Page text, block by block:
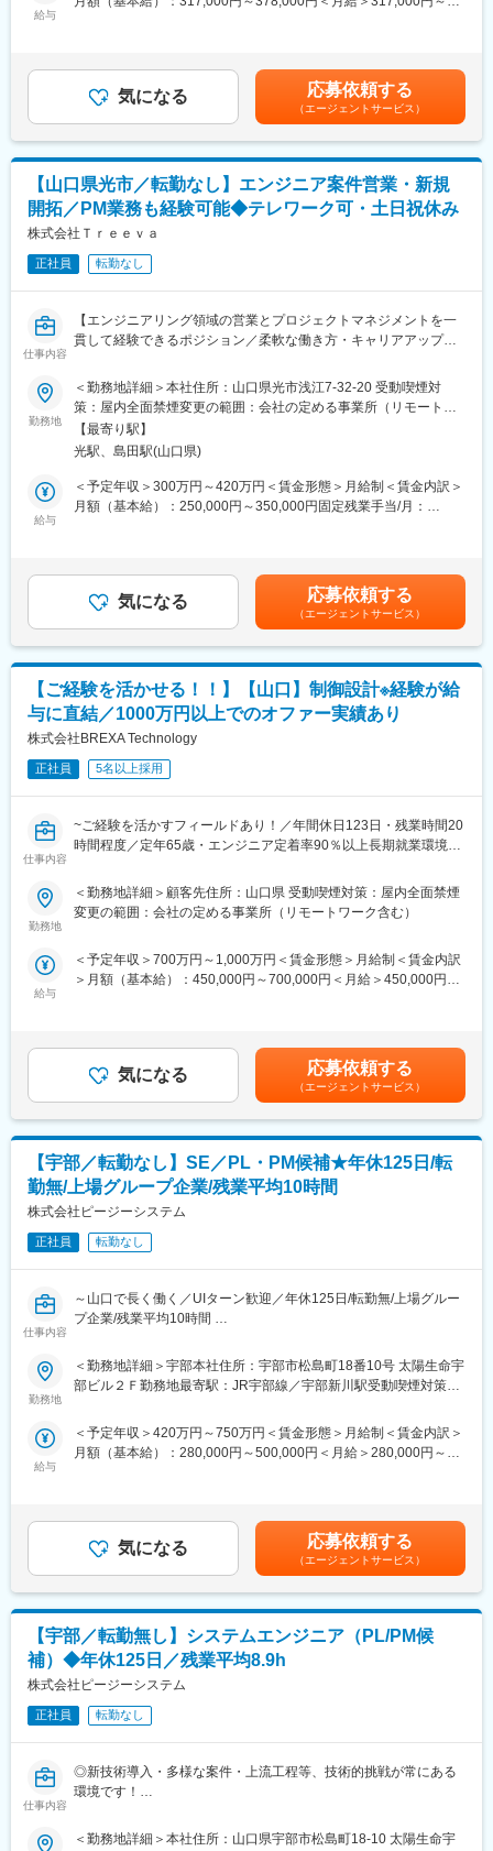
術/サービスを顧客に提案し、技術検証～導入することも可能で
す。
トラブルが発生したりや対応に行き詰まった際も、先輩社員を中
た、インフラ系システムの企画・設計・構築・更新・保守/運用
・製品・サービスやそれ以外のものに対する検証評価や、それを
基にしたお客さまへの提案業務
■キャリアステップ：
PL/PM業務やお客さまとの折衝業務等でご活躍されたのちに、志
向や組織体制に応じて、専門技術力に特化したスペシャリスト
か、マネーキャーとして組織開発をするキャリアが選択できま
す。
※ご経験に応じてお任せしていく案件の規模やステップアップスピ
■入社後のフォロー：
まずは先輩社員のOJTのもと下流～中流の各業務を経験いただ
き、業務を理解いただきます。当社の仕事環境や進め方を理解い
す。必要に応じて社外研修の受講も支援します。仕事の状況や自
身の志向について、定期的に1on1ミーティングで伺います。
給与
具体的には前職での経験／能力に基づき決定します。賃金はあく
までも目安の金額であり、選考を通じて上下する可能性がありま
す。月給(月額)は固定手当を含めた表記です。
気になる 応募依頼する
（エージェントサービス）
【山口県光市／転勤なし】エンジニア案件営業・新規
開拓／PM業務も経験可能◆テレワーク可・土日祝休み
株式会社Ｔｒｅｅｖａ
正社員 転勤なし
仕事内容
【エンジニアリング領域の営業とプロジェクトマネジメントを一
貫して経験できるポジション／柔軟な働き方・キャリアアップも
■業務概要
当社ではエンジニア案件に特化した営業活動を担当いただきま
す。新規顧客の開拓から既存クライアントとのリレーション強
化、さらにプロジェクト受注後の進行管理まで、ビジネスの上流
から下流まで幅広く携わることができます。営業業務に加え、プ
ロジェクトマネジメントやクライアント折衝も担うため、多様な
経験を積みながら成長できる環境です。
チや提案営業、既存顧客への追加提案や関係性の強化を行いま
す。また、案件受注後にはプロジェクトの進行管理や納期調整、
課題解決に取り組みます。クライアントとの定期的な打ち合わせ
自身の成長に直結します。
■企業の特徴/魅力
創業期のため積極採用中。新しい仕組みや環境づくりに携われ、
会社とともに成長できます。
変更の範囲：会社の定める業務
勤務地
＜勤務地詳細＞本社住所：山口県光市浅江7-32-20 受動喫煙対
策：屋内全面禁煙変更の範囲：会社の定める事業所（リモートワ
ーク含む）
【最寄り駅】
光駅、島田駅(山口県)
給与
＜予定年収＞300万円～420万円＜賃金形態＞月給制＜賃金内訳＞
月額（基本給）：250,000円～350,000円固定残業手当/月：
給・みなし残業代を含みます。超過分は全額支給されます。賃金
はあくまでも目安の金額であり、選考を通じて上下する可能性が
あります。月給(月額)は固定手当を含めた表記です。
気になる 応募依頼する
（エージェントサービス）
【ご経験を活かせる！！】【山口】制御設計※経験が給
与に直結／1000万円以上でのオファー実績あり
株式会社BREXA Technology
正社員 5名以上採用
仕事内容
~ご経験を活かすフィールドあり！／年間休日123日・残業時間20
時間程度／定年65歳・エンジニア定着率90％以上長期就業環境あ
◆職務概要：当社の社員としてメーカー企業に常駐し、メーカー
が多数ございます。また、技術者や管理者、他部門との交渉など
をお任せする業務もございます。
・制御設計（PLC）
・開発製品の例：自動車製品、半導体、家電製品、医療機器、生
産設備、宇宙・衛星航空、電力設備など多岐にわたります。
※ご経験やご希望に合わせてプロジェクトをご提案いたします。
◆エンジニアとしてのご活躍例
・総合電機メーカーを早期退職された後、弊社に入社。大手完成
車メーカーにて自動車の外装設計者としてご活躍（50代後半の男
性）
・半導体メーカーのマネージャーとして就業していたが、弊社に
・エンジニアリング会社から弊社に転職。前職にはなかった航空
機分野でご活躍（40代前半の男性）
◆働く環境/当社の特徴：
・月平均残業時間：約20時間程度
を回す充実したキャリアサポート制度に加え、人材育成制度、技
術組織制度を実施。
・定年：65歳。その後も契約社員としてご活躍いただいているの
事例が多数ございます。
・充実の福利厚生： 社会保険完備（雇用・健康・労災・厚生年
金）、配属先が遠方になった場合の引越費用も全額支給いたしま
す。
◆全社員が将来に不安なく働ける会社を目指す：
・将来の給与の見える化と、そのイメージ
・キャリアUPの為の勉強支援と給与の紐づき
を整備し、一人一人がより良いライフサイクルを築けるような仕
変更の範囲：会社の定める業務
勤務地
＜勤務地詳細＞顧客先住所：山口県 受動喫煙対策：屋内全面禁煙
変更の範囲：会社の定める事業所（リモートワーク含む）
給与
＜予定年収＞700万円～1,000万円＜賃金形態＞月給制＜賃金内訳
＞月額（基本給）：450,000円～700,000円＜月給＞450,000円～
の金額であり、選考を通じて上下する可能性があります。月給(月
額)は固定手当を含めた表記です。
気になる 応募依頼する
（エージェントサービス）
【宇部／転勤なし】SE／PL・PM候補★年休125日/転
勤無/上場グループ企業/残業平均10時間
株式会社ピージーシステム
正社員 転勤なし
仕事内容
～山口で長く働く／UIターン歓迎／年休125日/転勤無/上場グルー
プ企業/残業平均10時間
■職務内容：
民間企業向けのソフトウェア開発業務を、ご経験やご希望を踏ま
を行います。
【変更の範囲：会社の定める業務】
・小売業向け販売支援システム／チーム規模2～5名
・（進行中および拡大業務）クラウド型営業支援パッケージ開発
支援、導入支援／チーム規模2～5名
※成果に応じた報酬制度あり、実力に応じて役職をお任せします。
（リーダ・マネージャー就任実績あり）
■配属部署：
44名（20代／17名、30代／12名、40代以上／15名）
※社員の4割以上は中途入社
勤務地
＜勤務地詳細＞宇部本社住所：宇部市松島町18番10号 太陽生命宇
部ビル２Ｆ勤務地最寄駅：JR宇部線／宇部新川駅受動喫煙対策：
給与
＜予定年収＞420万円～750万円＜賃金形態＞月給制＜賃金内訳＞
月額（基本給）：280,000円～500,000円＜月給＞280,000円～
よる（昨年実績は年間2～4ヶ月分）賃金はあくまでも目安の金額
であり、選考を通じて上下する可能性があります。月給(月額)は固
定手当を含めた表記です。
気になる 応募依頼する
（エージェントサービス）
【宇部／転勤無し】システムエンジニア（PL/PM候
補）◆年休125日／残業平均8.9h
株式会社ピージーシステム
正社員 転勤なし
仕事内容
◎新技術導入・多様な案件・上流工程等、技術的挑戦が常にある
環境です！
◎上流から大規模DX案件をリードでき、裁量の大きい上流工
＜勤務地詳細＞本社住所：山口県宇部市松島町18-10 太陽生命宇